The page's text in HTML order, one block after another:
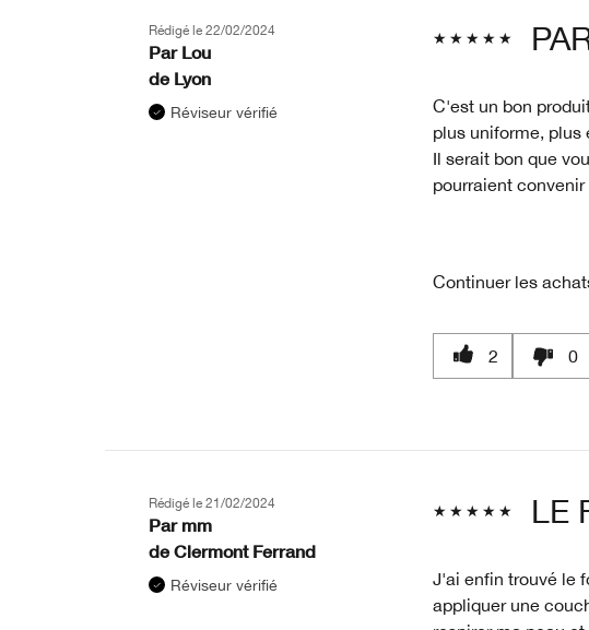
Rédigé le 22/02/2024
Par Lou
de Lyon
Réviseur vérifié
C'est un bon
plus uniforme,
Il serait bon que
pourraient
Continuer les
2 0
LE
Rédigé le 21/02/2024
Par mm
de Clermont Ferrand
Réviseur vérifié
J'ai enfin trouvé le
appliquer une